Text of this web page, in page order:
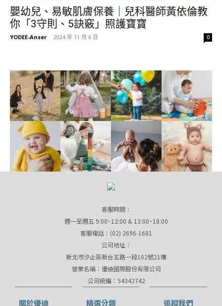
嬰幼兒、易敏肌膚保養｜兒科醫師黃依倫教
你「3守則、5訣竅」照護寶寶
YODEE-Anser - 2024 年 11 月 6 日 0
客服時間：
週一至週五 9:00~12:00 & 13:00~18:00
客服電話：(02) 2696-1681
公司地址：
新北市汐止區新台五路一段102號21樓
營業名稱：優迪國際股份有限公司
公司統編：54342742
關於優迪 精選分類 追蹤我們